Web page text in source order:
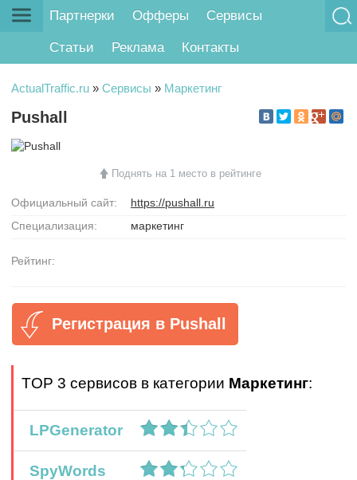
Партнерки Офферы Сервисы
Статьи Реклама Контакты
ActualTraffic.ru » Сервисы » Маркетинг
Pushall
Поднять на 1 место в рейтинге
Официальный сайт:
https://pushall.ru
Специализация:
маркетинг
Рейтинг:
Регистрация в Pushall
TOP 3 сервисов в категории Маркетинг:
LPGenerator
SpyWords